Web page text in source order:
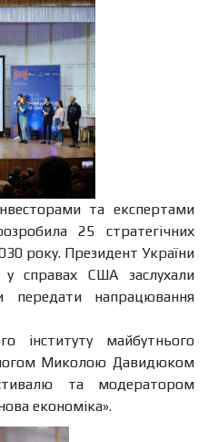
та експертами
25 стратегічних
року. Президент України
справах США заслухали
передати напрацювання
інституту майбутнього
Миколою Давидюком
та модератором
економіка».